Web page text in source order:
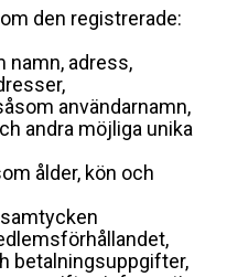
den registrerade:
namn, adress,
användarnamn,
andra möjliga unika
ålder, kön och
betalningsuppgifter,